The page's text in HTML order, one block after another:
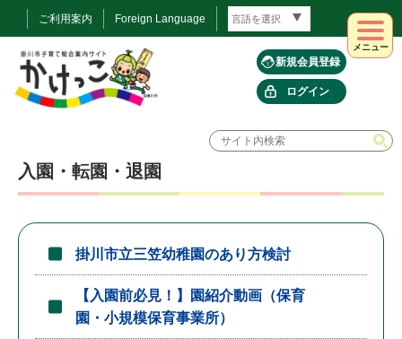
ご利用案内 Foreign Language
新規会員登録
ログイン
メニュー
入園・転園・退園
掛川市立三笠幼稚園のあり方検討
【入園前必見！】園紹介動画（保育
園・小規模保育事業所）